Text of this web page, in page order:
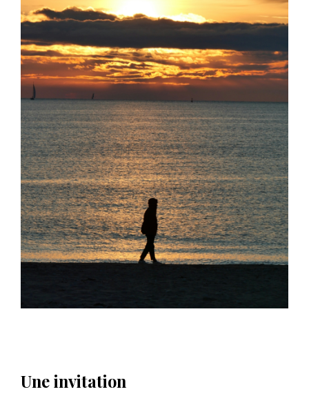
Une invitation